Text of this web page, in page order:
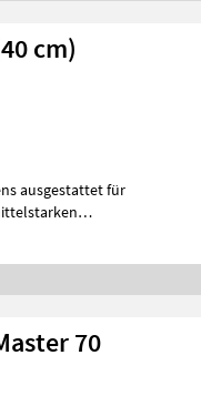
cm)
ausgestattet für
70